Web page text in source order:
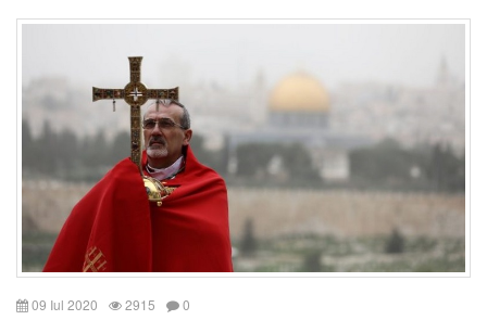
09 Iul 2020 2915 0